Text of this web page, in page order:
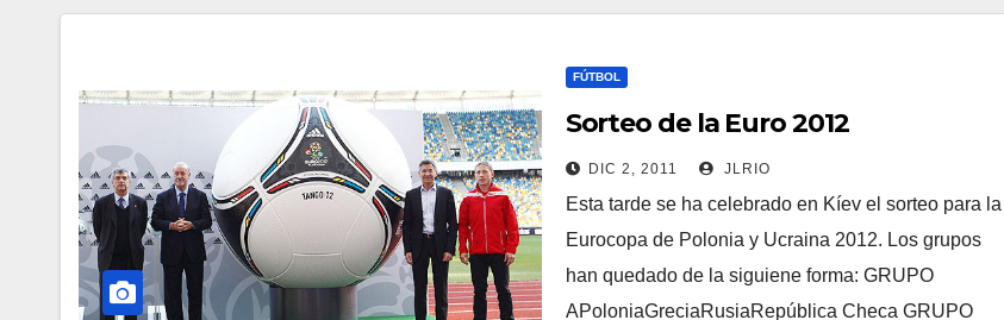
FÚTBOL
Sorteo de la Euro 2012
DIC 2, 2011 JLRIO
Esta tarde se ha celebrado en Kíev el sorteo para la
Eurocopa de Polonia y Ucraina 2012. Los grupos
han quedado de la siguiene forma: GRUPO
APoloniaGreciaRusiaRepública Checa GRUPO